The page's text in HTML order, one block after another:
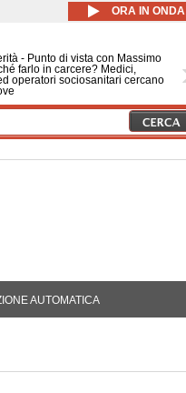
ORA IN ONDA
- Punto di vista con Massimo
farlo in carcere? Medici,
operatori sociosanitari cercano
AUTOMATICA